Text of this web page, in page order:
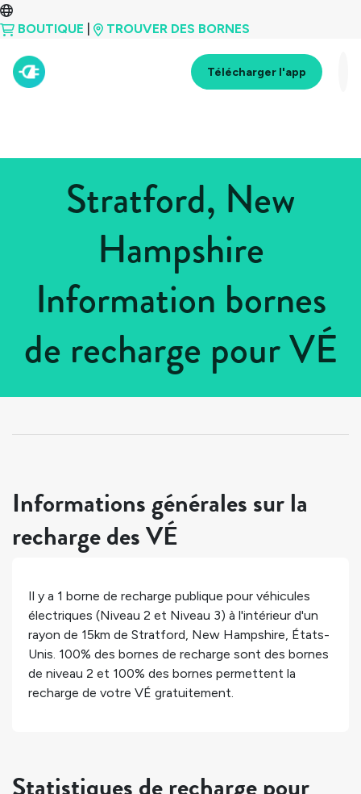
BOUTIQUE TROUVER DES BORNES
Télécharger l'app
Stratford, New
Hampshire
Information bornes
de recharge pour VÉ
États-Unis > New Hampshire
Informations générales sur la
recharge des VÉ
Il y a 1 borne de recharge publique pour véhicules
électriques (Niveau 2 et Niveau 3) à l'intérieur d'un
rayon de 15km de Stratford, New Hampshire, États-
Unis. 100% des bornes de recharge sont des bornes
de niveau 2 et 100% des bornes permettent la
recharge de votre VÉ gratuitement.